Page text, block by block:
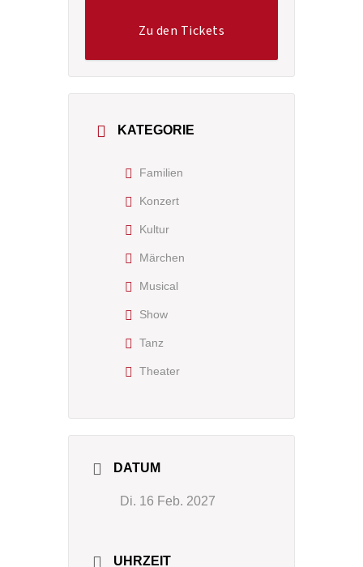
Zu den Tickets
KATEGORIE
Familien
Konzert
Kultur
Märchen
Musical
Show
Tanz
Theater
DATUM
Di. 16 Feb. 2027
UHRZEIT